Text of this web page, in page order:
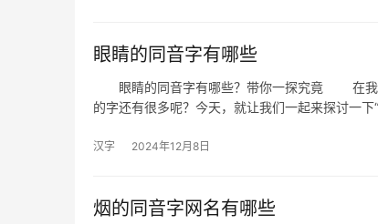
眼睛的同音字有哪些
眼睛的同音字有哪些？带你一探究竟 在我们
的字还有很多呢？今天，就让我们一起来探讨一下
汉字 2024年12月8日
烟的同音字网名有哪些